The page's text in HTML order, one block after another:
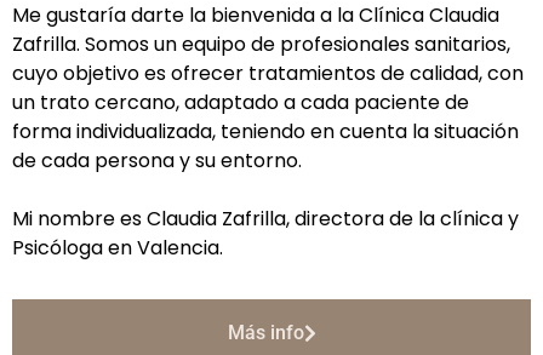
Me gustaría darte la bienvenida a la ClínicaClaudia
Zafrilla. Somos un equipo de profesionales sanitarios,
cuyo objetivo es ofrecer tratamientos de calidad, con
un trato cercano, adaptado a cada paciente de
forma individualizada, teniendo en cuenta la situación
de cada persona y su entorno.
Mi nombre es Claudia Zafrilla, directora de la clínica y
Psicóloga en Valencia.
Más info